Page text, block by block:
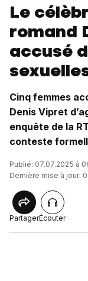
Le
romand
accusé
Cinq femmes
Denis Vipret
enquête de la
conteste
Publié: 07.07.2025 à
Dernière mise à jour:
PartagerÉcouter